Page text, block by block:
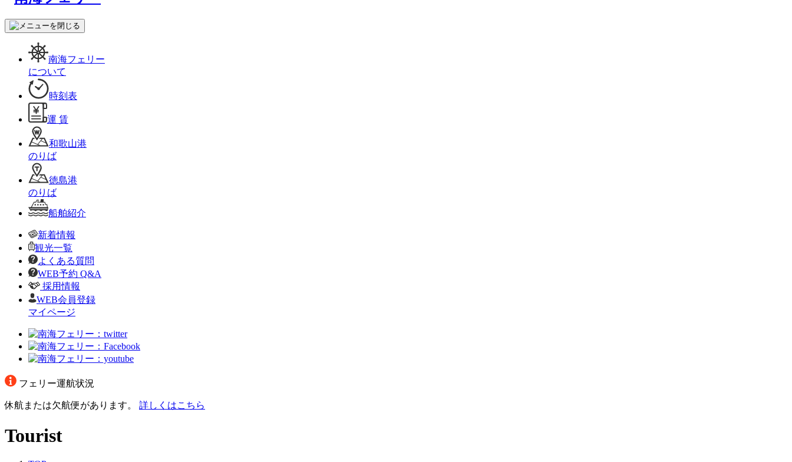
南海フェリー
について
時刻表
運 賃
和歌山港
のりば
徳島港
のりば
船舶紹介
新着情報
観光一覧
よくある質問
WEB予約 Q&A
採用情報
WEB会員登録
マイページ
フェリー運航状況
休航または欠航便があります。 詳しくはこちら
Tourist